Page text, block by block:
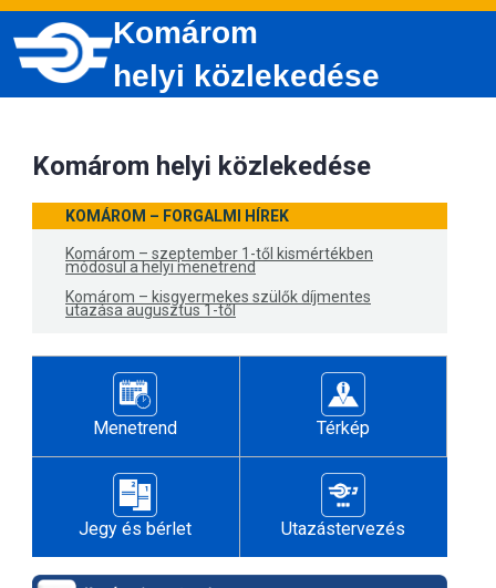
Komárom
helyi közlekedése
Komárom helyi közlekedése
KOMÁROM – FORGALMI HÍREK
Komárom – szeptember 1-től kismértékben
módosul a helyi menetrend
Komárom – kisgyermekes szülők díjmentes
utazása augusztus 1-től
Menetrend Térkép
Jegy és bérlet Utazástervezés